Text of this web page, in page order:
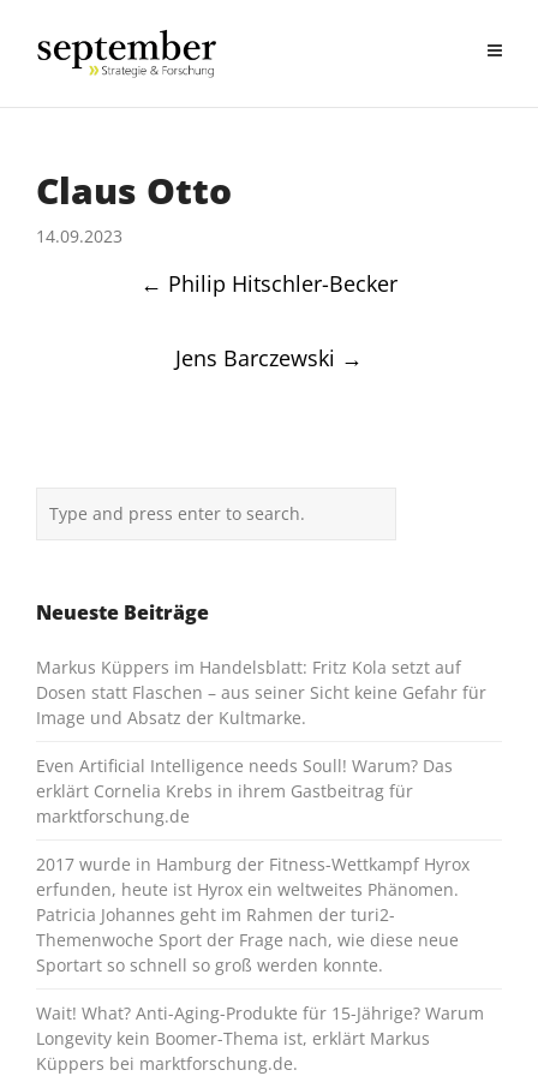
Claus Otto
14.09.2023
navigation
← Philip Hitschler-Becker
Jens Barczewski →
Neueste Beiträge
Markus Küppers im Handelsblatt: Fritz Kola setzt auf
Dosen statt Flaschen – aus seiner Sicht keine Gefahr für
Image und Absatz der Kultmarke.
Even Artificial Intelligence needs Soull! Warum? Das
erklärt Cornelia Krebs in ihrem Gastbeitrag für
marktforschung.de
2017 wurde in Hamburg der Fitness-Wettkampf Hyrox
erfunden, heute ist Hyrox ein weltweites Phänomen.
Patricia Johannes geht im Rahmen der turi2-
Themenwoche Sport der Frage nach, wie diese neue
Sportart so schnell so groß werden konnte.
Wait! What? Anti-Aging-Produkte für 15-Jährige? Warum
Longevity kein Boomer-Thema ist, erklärt Markus
Küppers bei marktforschung.de.